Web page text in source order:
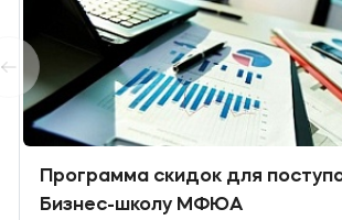
Программа скидок для
Бизнес-школу МФЮА